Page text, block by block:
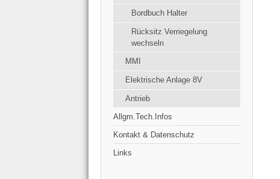
Bordbuch Halter
Rücksitz Verriegelung
wechseln
MMI
Elektrische Anlage 8V
Antrieb
Allgm.Tech.Infos
Kontakt & Datenschutz
Links